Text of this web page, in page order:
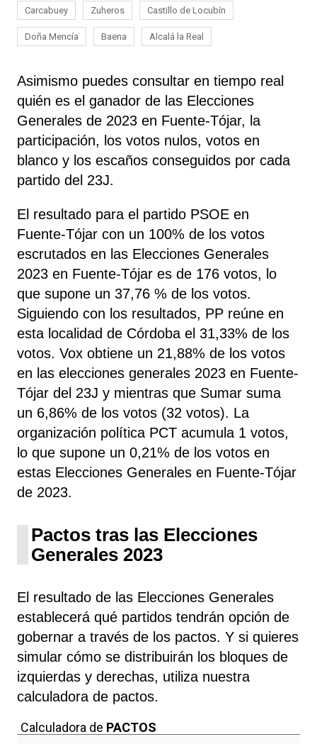
Carcabuey Zuheros Castillo de Locubín
Doña Mencía Baena Alcalá la Real
Asimismo puedes consultar en tiempo real
quién es el ganador de las Elecciones
Generales de 2023 en Fuente-Tójar, la
participación, los votos nulos, votos en
blanco y los escaños conseguidos por cada
partido del 23J.
El resultado para el partido PSOE en
Fuente-Tójar con un 100% de los votos
escrutados en las Elecciones Generales
2023 en Fuente-Tójar es de 176 votos, lo
que supone un 37,76 % de los votos.
Siguiendo con los resultados, PP reúne en
esta localidad de Córdoba el 31,33% de los
votos. Vox obtiene un 21,88% de los votos
en las elecciones generales 2023 en Fuente-
Tójar del 23J y mientras que Sumar suma
un 6,86% de los votos (32 votos). La
organización política PCT acumula 1 votos,
lo que supone un 0,21% de los votos en
estas Elecciones Generales en Fuente-Tójar
de 2023.
Pactos tras las Elecciones
Generales 2023
El resultado de las Elecciones Generales
establecerá qué partidos tendrán opción de
gobernar a través de los pactos. Y si quieres
simular cómo se distribuirán los bloques de
izquierdas y derechas, utiliza nuestra
calculadora de pactos.
Calculadora de PACTOS